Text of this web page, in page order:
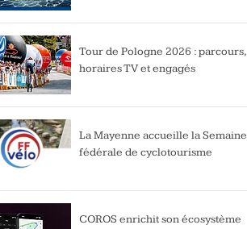
Tour de Pologne 2026 : parcours,
horaires TV et engagés
La Mayenne accueille la Semaine
fédérale de cyclotourisme
COROS enrichit son écosystème